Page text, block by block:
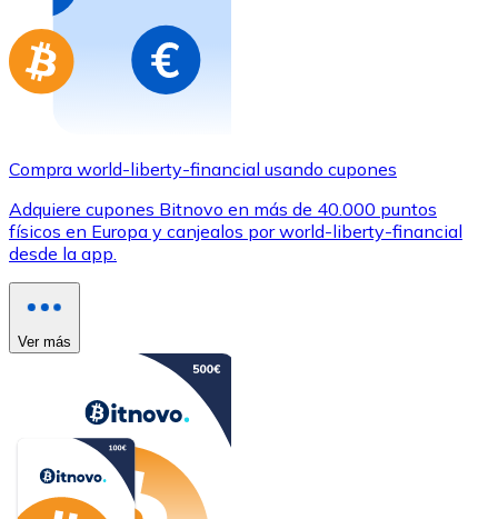
Compra world-liberty-financial usando cupones
Adquiere cupones Bitnovo en más de 40.000 puntos
físicos en Europa y canjealos por world-liberty-financial
desde la app.
Ver más